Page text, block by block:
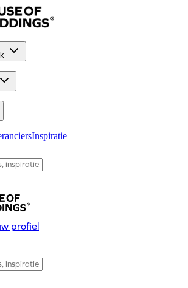
Inspiratie
Zoek leveranciers, inspiratie...
profiel
Zoek leveranciers, inspiratie...